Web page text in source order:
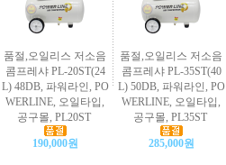
품절,오일리스 저소음
콤프레샤 PL-20ST(24
L) 48DB, 파워라인, PO
WERLINE, 오일타입,
공구몰, PL20ST
190,000원
품절,오일리스 저소음
콤프레샤 PL-35ST(40
L) 50DB, 파워라인, PO
WERLINE, 오일타입,
공구몰, PL35ST
285,000원